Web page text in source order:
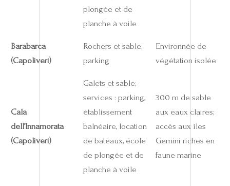
plongée et de
planche à voile
Barabarca
(Capoliveri)
Rochers et sable;
parking
Environnée de
végétation isolée
Cala
dell’Innamorata
(Capoliveri)
Galets et sable;
services : parking,
établissement
balnéaire, location
de bateaux, école
de plongée et de
planche à voile
300 m de sable
aux eaux claires;
accès aux îles
Gemini riches en
faune marine